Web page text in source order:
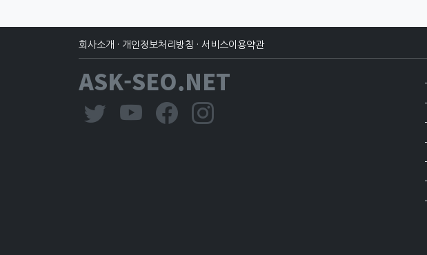
회사소개 · 개인정보처리방침 · 서비스이용약관
ASK-SEO.NET